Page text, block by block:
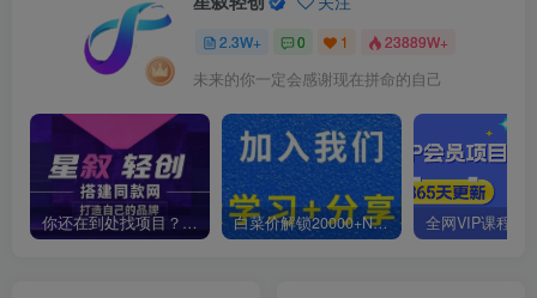
2.3W+ 0 1 23889W+
未来的你一定会感谢现在拼命的自己
你还在到处找项目？还在当韭菜？我靠卖项目一个月收入5万+，曾经我也是个失败者。 白菜价解锁20000+N个赚钱机会，加入星叙轻创会员，全站资源免费学习。